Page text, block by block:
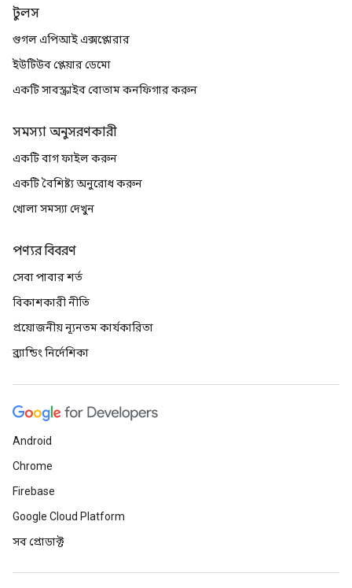
টুলস
গুগল এপিআই এক্সপ্লোরার
ইউটিউব প্লেয়ার ডেমো
একটি সাবস্ক্রাইব বোতাম কনফিগার করুন
সমস্যা অনুসরণকারী
একটি বাগ ফাইল করুন
একটি বৈশিষ্ট্য অনুরোধ করুন
খোলা সমস্যা দেখুন
পণ্যর বিবরণ
সেবা পাবার শর্ত
বিকাশকারী নীতি
প্রয়োজনীয় ন্যূনতম কার্যকারিতা
ব্র্যান্ডিং নির্দেশিকা
Android
Chrome
Firebase
Google Cloud Platform
সব প্রোডাক্ট